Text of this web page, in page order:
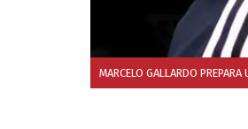
MARCELO GALLARDO